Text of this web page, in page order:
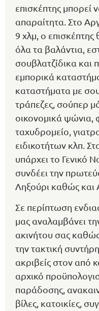
επισκέπτης μπορεί
απαραίτητα. Στο
9 χλμ, ο επισκέπτης
όλα τα βαλάντια,
σουβλατζίδικα και
εμπορικά
καταστήματα με
τράπεζες, σούπερ
οικονομικά ψώνια,
ταχυδρομείο,
ειδικοτήτων κλπ.
υπάρχει το Γενικό
συνδέει την
Ληξούρι καθώς και
Σε περίπτωση
μας αναλαμβάνει
ακινήτου σας καθώς
την τακτική
ακριβείς στον από
αρχικό
παράδοσης,
βίλες, κατοικίες,